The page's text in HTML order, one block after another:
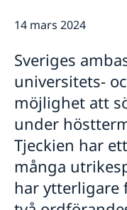
Svenska företag i
Adventsgudstjänst
Praktikant sökes!
Nya statsråd på
Regeringens
säkerhetspolitiken
medlemskap i Nato
Regeringens
2024
Luciakonsert i
Praktikant till
höstterminen 2024
14 mars 2024
Sveriges
universitets-
möjlighet att
under
Tjeckien har
många
har ytterligare